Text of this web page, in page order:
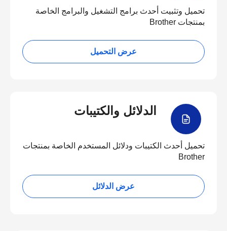
تحميل وتثبيت أحدث برامج التشغيل والبرامج الخاصة
بمنتجات Brother
عرض التحميل
الدلائل والكتيبات
تحميل أحدث الكتيبات ودلائل المستخدم الخاصة بمنتجات
Brother
عرض الدلائل